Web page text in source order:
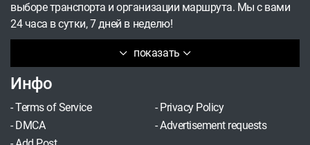
показать
выборе транспорта и организации маршрута. Мы с вами
24 часа в сутки, 7 дней в неделю!
Инфо
-Terms of Service - Privacy Policy
- DMCA -Advertisement requests